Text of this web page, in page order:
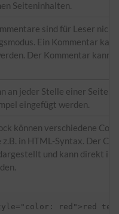
Seiteninhalten.
sind für Leser nicht
Ein Kommentar
Der Kommentar kann
an jeder Stelle einer Seite
eingefügt werden.
können verschiedene
z.B. in HTML-Syntax. Der
und kann direkt in